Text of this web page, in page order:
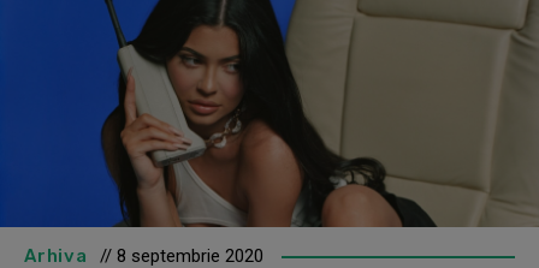
Arhiva // 8 septembrie 2020